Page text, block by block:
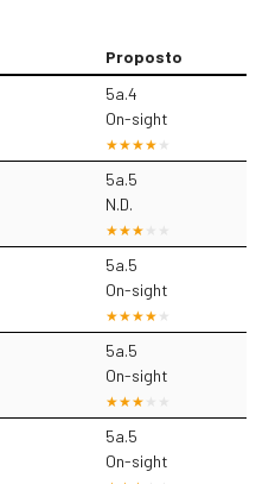
Proposto
5a.4
On-sight
5a.5
N.D.
5a.5
On-sight
5a.5
On-sight
5a.5
On-sight